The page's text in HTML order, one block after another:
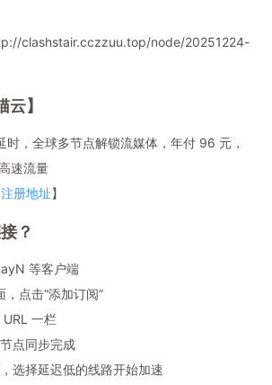
clashstair.cczzuu.top/node/20251224-
】
时，全球多节点解锁流媒体，年付 96 元，
速流量
册地址】
？
等客户端
点击“添加订阅”
一栏
点同步完成
选择延迟低的线路开始加速